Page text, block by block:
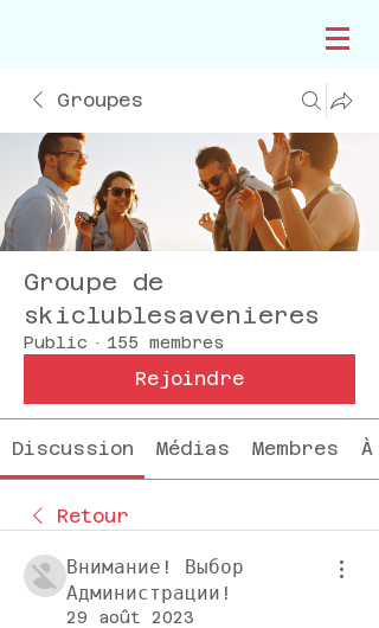
Groupes
Groupe de
skiclublesavenieres
Public · 155 membres
Rejoindre
Discussion Médias Membres
Retour
Внимание! Выбор
Администрации!
29 août 2023